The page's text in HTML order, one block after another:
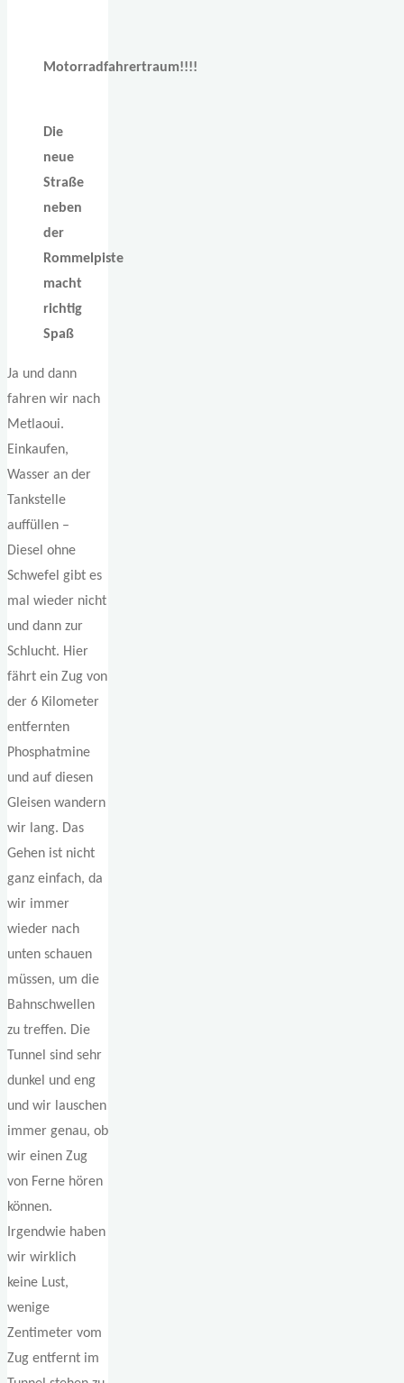
Motorradfahrertraum!!!!
Die
neue
Straße
neben
der
Rommelpiste
macht
richtig
Spaß
Ja und dann
fahren wir nach
Metlaoui.
Einkaufen,
Wasser an der
Tankstelle
auffüllen –
Diesel ohne
Schwefel gibt es
mal wieder nicht
und dann zur
Schlucht. Hier
fährt ein Zug von
der 6 Kilometer
entfernten
Phosphatmine
und auf diesen
Gleisen wandern
wir lang. Das
Gehen ist nicht
ganz einfach, da
wir immer
wieder nach
unten schauen
müssen, um die
Bahnschwellen
zu treffen. Die
Tunnel sind sehr
dunkel und eng
und wir lauschen
immer genau, ob
wir einen Zug
von Ferne hören
können.
Irgendwie haben
wir wirklich
keine Lust,
wenige
Zentimeter vom
Zug entfernt im